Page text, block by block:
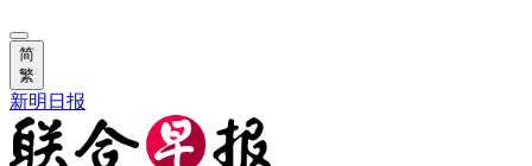
简
繁
新明日报